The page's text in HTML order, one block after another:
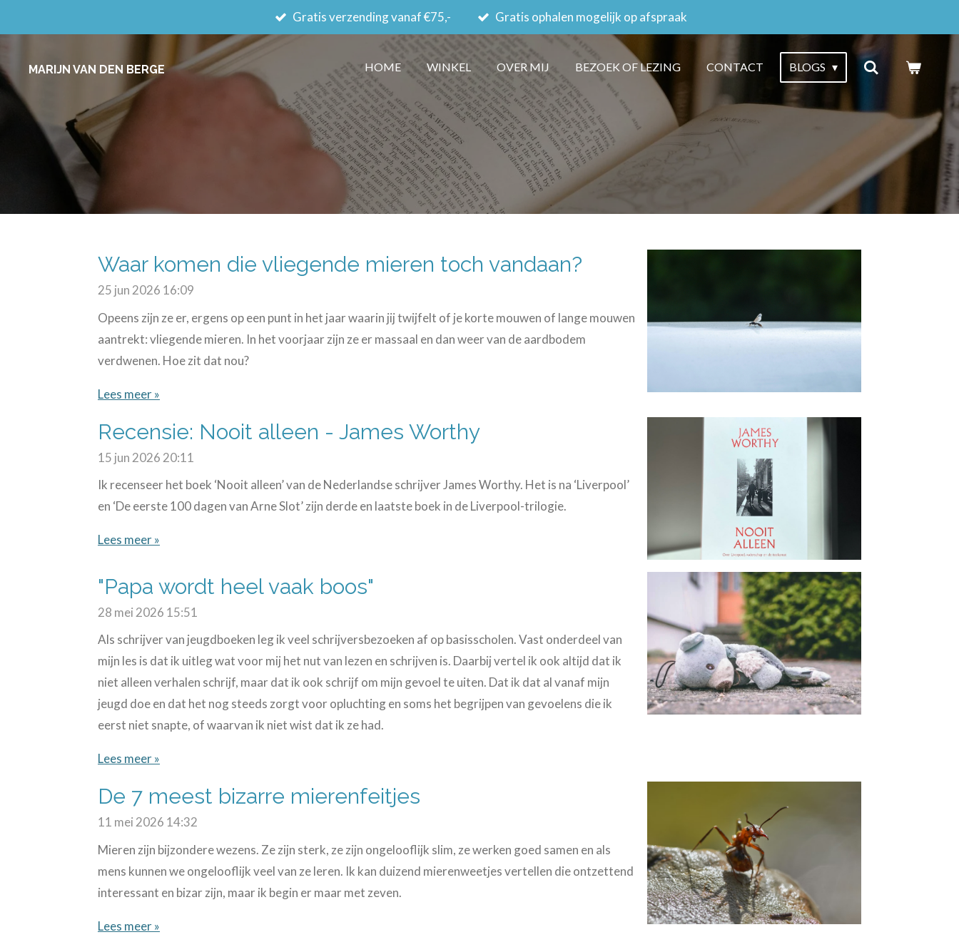
direct
de
hoofdinhoud
Gratis verzending vanaf €75,- Gratis ophalen mogelijk op afspraak
MARIJN VAN DEN BERGE HOME WINKEL OVER MIJ BEZOEK OF LEZING CONTACT BLOGS
Waar komen die vliegende mieren toch vandaan?
25 jun 2026 16:09
Opeens zijn ze er, ergens op een punt in het jaar waarin jij twijfelt of je korte mouwen of lange mouwen
aantrekt: vliegende mieren. In het voorjaar zijn ze er massaal en dan weer van de aardbodem
verdwenen. Hoe zit dat nou?
Lees meer »
Recensie: Nooit alleen - James Worthy
15 jun 2026 20:11
Ik recenseer het boek ‘Nooit alleen’ van de Nederlandse schrijver James Worthy. Het is na ‘Liverpool’
en ‘De eerste 100 dagen van Arne Slot’ zijn derde en laatste boek in de Liverpool-trilogie.
Lees meer »
"Papa wordt heel vaak boos"
28 mei 2026 15:51
Als schrijver van jeugdboeken leg ik veel schrijversbezoeken af op basisscholen. Vast onderdeel van
mijn les is dat ik uitleg wat voor mij het nut van lezen en schrijven is. Daarbij vertel ik ook altijd dat ik
niet alleen verhalen schrijf, maar dat ik ook schrijf om mijn gevoel te uiten. Dat ik dat al vanaf mijn
jeugd doe en dat het nog steeds zorgt voor opluchting en soms het begrijpen van gevoelens die ik
eerst niet snapte, of waarvan ik niet wist dat ik ze had.
Lees meer »
De 7 meest bizarre mierenfeitjes
11 mei 2026 14:32
Mieren zijn bijzondere wezens. Ze zijn sterk, ze zijn ongelooflijk slim, ze werken goed samen en als
mens kunnen we ongelooflijk veel van ze leren. Ik kan duizend mierenweetjes vertellen die ontzettend
interessant en bizar zijn, maar ik begin er maar met zeven.
Lees meer »